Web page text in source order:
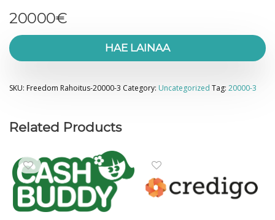
20000€
HAE LAINAA
SKU: Freedom Rahoitus-20000-3 Category: Uncategorized Tag: 20000-3
Related Products